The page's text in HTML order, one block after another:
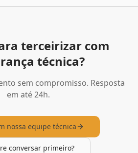
terceirizar com
técnica?
sem compromisso. Resposta
em até 24h.
nossa equipe técnica
conversar primeiro?